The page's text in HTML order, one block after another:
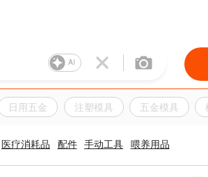
AI
日用五金 注塑模具 五金模具
医疗消耗品 配件 手动工具 喂养用品